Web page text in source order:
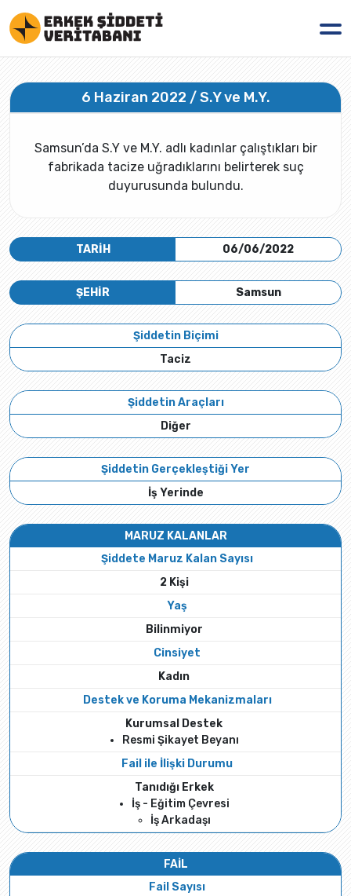
6 Haziran 2022 / S.Y ve M.Y.
Samsun’da S.Y ve M.Y. adlı kadınlar çalıştıkları bir
fabrikada tacize uğradıklarını belirterek suç
duyurusunda bulundu.
TARİH 06/06/2022
Samsun
ŞEHİR
Şiddetin Biçimi
Taciz
Şiddetin Araçları
Diğer
Şiddetin Gerçekleştiği Yer
İş Yerinde
MARUZ KALANLAR
Şiddete Maruz Kalan Sayısı
2 Kişi
Yaş
Bilinmiyor
Cinsiyet
Kadın
Destek ve Koruma Mekanizmaları
Kurumsal Destek
Resmi Şikayet Beyanı
Fail ile İlişki Durumu
Tanıdığı Erkek
İş - Eğitim Çevresi
İş Arkadaşı
FAİL
Fail Sayısı